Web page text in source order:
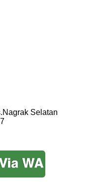
Selatan